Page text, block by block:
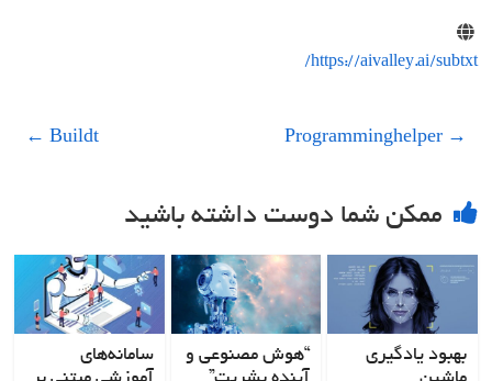
https://aivalley.ai/subtxt/
→
Programminghelper
Buildt
←
ممکن شما دوست داشته باشید
بهبود یادگیری
“هوش مصنوعی و
سامانه‌های